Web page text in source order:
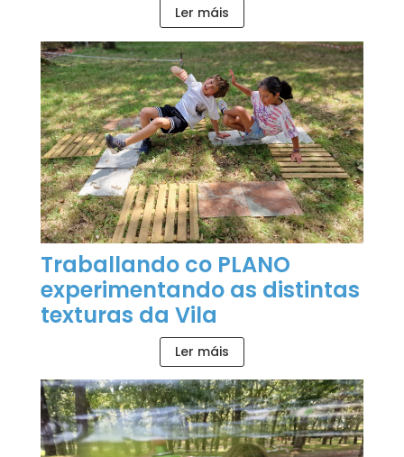
Ler máis
Traballando co PLANO
experimentando as distintas
texturas da Vila
Ler máis